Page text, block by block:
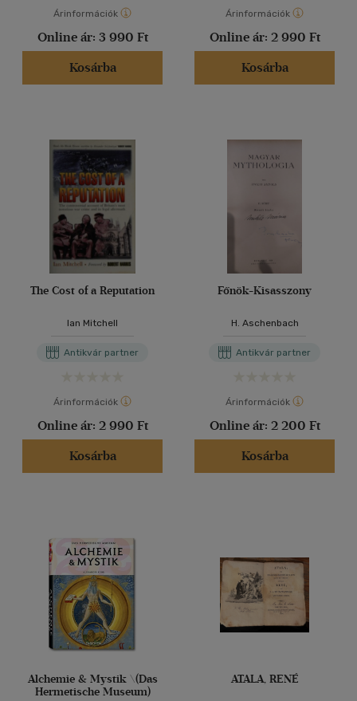
Árinformációk
Online ár: 3 990 Ft
Kosárba
Árinformációk
Online ár: 2 990 Ft
Kosárba
The Cost of a Reputation
Ian Mitchell
Antikvár partner
Árinformációk
Online ár: 2 990 Ft
Kosárba
Főnök-Kisasszony
H. Aschenbach
Antikvár partner
Árinformációk
Online ár: 2 200 Ft
Kosárba
Alchemie & Mystik \(Das
Hermetische Museum)
ATALA, RENÉ